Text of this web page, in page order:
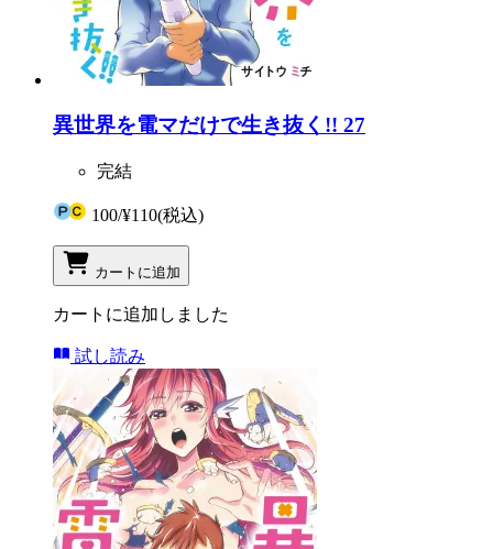
異世界を電マだけで生き抜く!! 27
完結
100/¥110(税込)
カートに追加
カートに追加しました
試し読み